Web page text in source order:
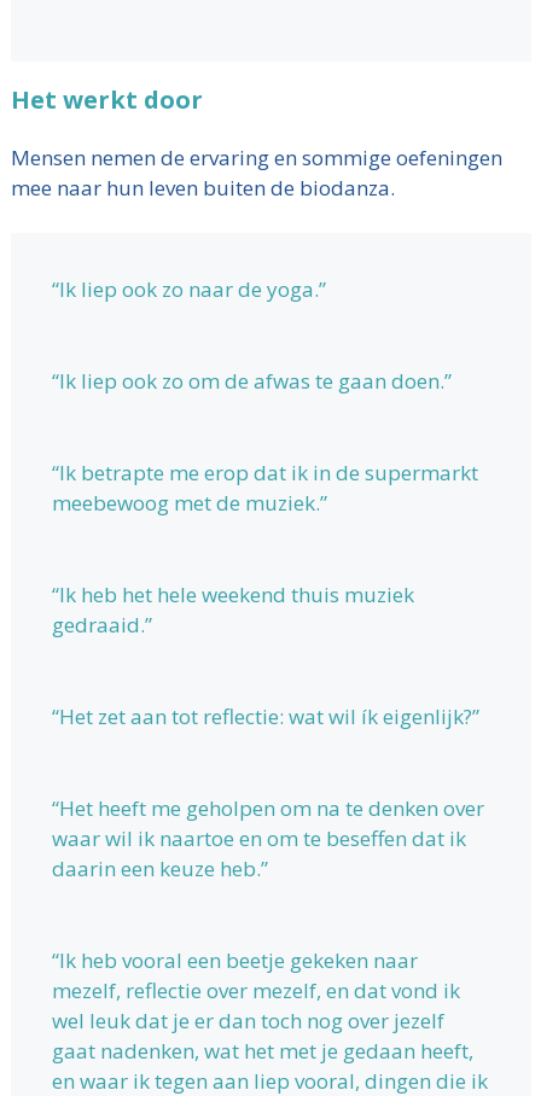
Het werkt door
Mensen nemen de ervaring en sommige oefeningen
mee naar hun leven buiten de biodanza.
“Ik liep ook zo naar de yoga.”
“Ik liep ook zo om de afwas te gaan doen.”
“Ik betrapte me erop dat ik in de supermarkt
meebewoog met de muziek.”
“Ik heb het hele weekend thuis muziek
gedraaid.”
“Het zet aan tot reflectie: wat wil ík eigenlijk?”
“Het heeft me geholpen om na te denken over
waar wil ik naartoe en om te beseffen dat ik
daarin een keuze heb.”
“Ik heb vooral een beetje gekeken naar
mezelf, reflectie over mezelf, en dat vond ik
wel leuk dat je er dan toch nog over jezelf
gaat nadenken, wat het met je gedaan heeft,
en waar ik tegen aan liep vooral, dingen die ik